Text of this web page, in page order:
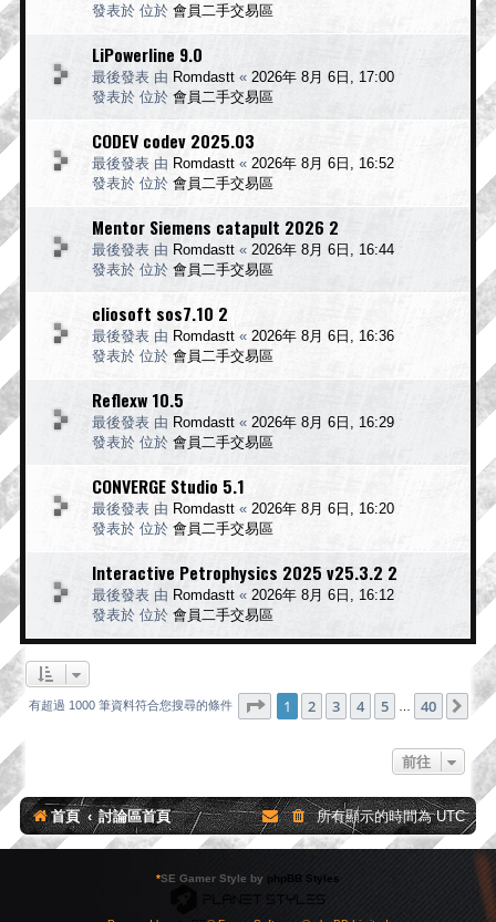
發表於 位於 會員二手交易區
LiPowerline 9.0
最後發表 由 Romdastt « 2026年 8月 6日, 17:00
發表於 位於 會員二手交易區
CODEV codev 2025.03
最後發表 由 Romdastt « 2026年 8月 6日, 16:52
發表於 位於 會員二手交易區
Mentor Siemens catapult 2026 2
最後發表 由 Romdastt « 2026年 8月 6日, 16:44
發表於 位於 會員二手交易區
cliosoft sos7.10 2
最後發表 由 Romdastt « 2026年 8月 6日, 16:36
發表於 位於 會員二手交易區
Reflexw 10.5
最後發表 由 Romdastt « 2026年 8月 6日, 16:29
發表於 位於 會員二手交易區
CONVERGE Studio 5.1
最後發表 由 Romdastt « 2026年 8月 6日, 16:20
發表於 位於 會員二手交易區
Interactive Petrophysics 2025 v25.3.2 2
最後發表 由 Romdastt « 2026年 8月 6日, 16:12
發表於 位於 會員二手交易區
有超過 1000 筆資料符合您搜尋的條件 第 1 頁 (共40 頁)
1 2 3 4 5 40 下
前往
首頁 討論區首頁 所有顯示的時間為UTC
*SE Gamer Style by phpBB Styles